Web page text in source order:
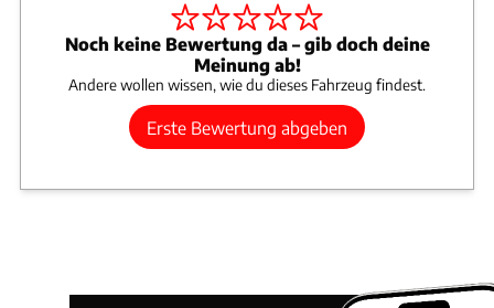
Noch keine Bewertung da – gib doch deine
Meinung ab!
Andere wollen wissen, wie du dieses Fahrzeug findest.
Erste Bewertung abgeben